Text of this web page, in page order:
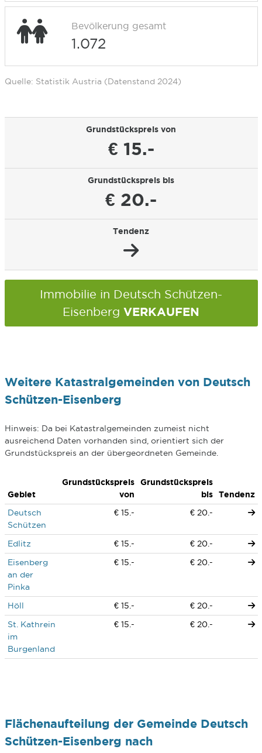
Bevölkerung gesamt
1.072
Quelle: Statistik Austria (Datenstand 2024)
Grundstückspreis von
€ 15.-
Grundstückspreis bis
€ 20.-
Tendenz
Immobilie in Deutsch Schützen-
Eisenberg VERKAUFEN
Weitere Katastralgemeinden von Deutsch
Schützen-Eisenberg
Hinweis: Da bei Katastralgemeinden zumeist nicht
ausreichend Daten vorhanden sind, orientiert sich der
Grundstückspreis an der übergeordneten Gemeinde.
Gebiet
Grundstückspreis
von
Grundstückspreis
bis
Tendenz
Deutsch
Schützen
€ 15.- € 20.-
Edlitz € 15.-
€ 20.-
Eisenberg
an der
Pinka
€ 15.- € 20.-
Höll € 15.-
€ 20.-
St. Kathrein
im
Burgenland
€ 15.- € 20.-
Flächenaufteilung der Gemeinde Deutsch
Schützen-Eisenberg nach